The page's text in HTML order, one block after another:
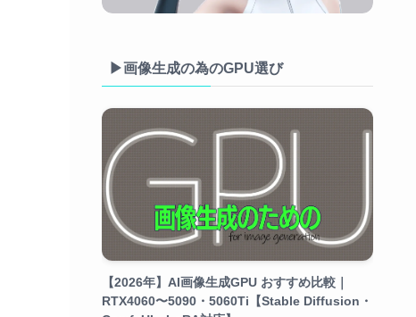
▶画像生成の為のGPU選び
【2026年】AI画像生成GPU おすすめ比較｜
RTX4060〜5090・5060Ti【Stable Diffusion・